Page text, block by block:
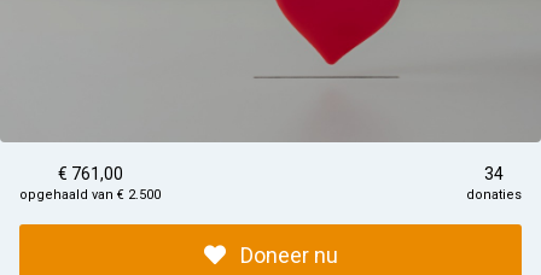
€ 761,00
opgehaald van € 2.500
34
donaties
Doneer nu